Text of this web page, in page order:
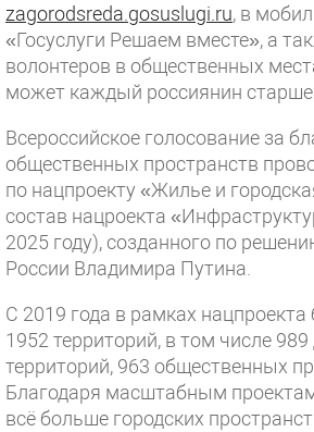
zagorodsreda.gosuslugi.ru, в
«Госуслуги Решаем вместе», а
волонтеров в общественных
может каждый россиянин старше
Всероссийское голосование за
общественных пространств
по нацпроекту «Жилье и
состав нацроекта
2025 году), созданного по
России Владимира Путина.
С 2019 года в рамках нацпроекта
1952 территорий, в том числе
территорий, 963 общественных
Благодаря масштабным
всё больше городских